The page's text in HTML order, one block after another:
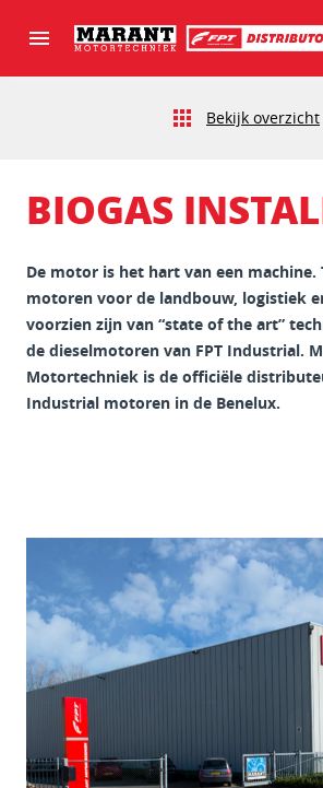
Bekijk overzicht
BIOGAS
De motor is het hart van een
motoren voor de landbouw, logistiek
voorzien zijn van “state of the art”
de dieselmotoren van FPT Industrial.
Motortechniek is de officiële
Industrial motoren in de Benelux.